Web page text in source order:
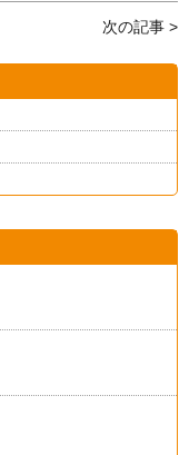
次の記事 >